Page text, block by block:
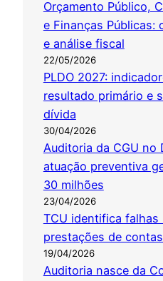
Orçamento Público,
e Finanças Públicas:
e análise fiscal
22/05/2026
PLDO 2027:
resultado primário e
dívida
30/04/2026
Auditoria da CGU no
atuação preventiva
30 milhões
23/04/2026
TCU identifica falhas
prestações de
19/04/2026
Auditoria nasce da